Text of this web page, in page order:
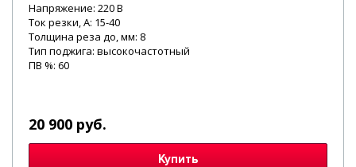
Напряжение: 220 В
Ток резки, А: 15-40
Толщина реза до, мм: 8
Тип поджига: высокочастотный
ПВ %: 60
20 900 руб.
Купить